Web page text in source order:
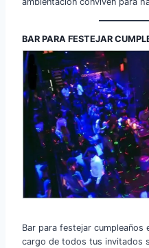
BAR PARA FESTEJAR
Bar para festejar cumpleaños
cargo de todos tus invitados